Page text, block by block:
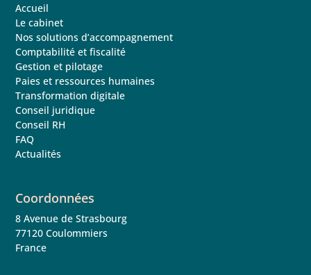
Accueil
Le cabinet
Nos solutions d’accompagnement
Comptabilité et fiscalité
Gestion et pilotage
Paies et ressources humaines
Transformation digitale
Conseil juridique
Conseil RH
FAQ
Actualités
Coordonnées
8 Avenue de Strasbourg
77120 Coulommiers
France